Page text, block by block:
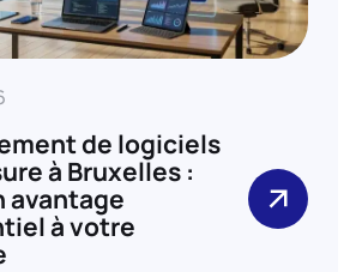
de logiciels
à Bruxelles :
avantage
à votre